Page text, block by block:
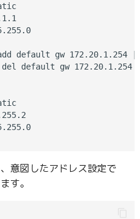
default gw 172.20.1.254
default gw 172.20.1.254
意図したアドレス設定で
す。